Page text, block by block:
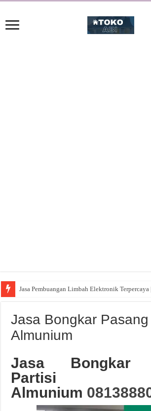
Jasa Pembuangan Limbah Elektronik
Jasa Bongkar
Almunium
Jasa Bongkar
Partisi
Almunium